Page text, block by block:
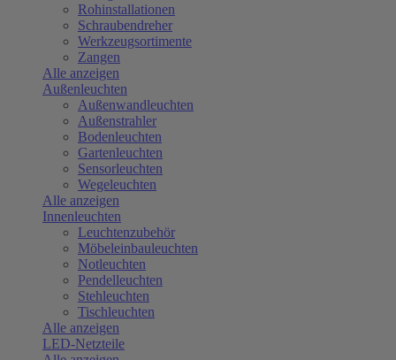
Rohinstallationen
Schraubendreher
Werkzeugsortimente
Zangen
Alle anzeigen
Außenleuchten
Außenwandleuchten
Außenstrahler
Bodenleuchten
Gartenleuchten
Sensorleuchten
Wegeleuchten
Alle anzeigen
Innenleuchten
Leuchtenzubehör
Möbeleinbauleuchten
Notleuchten
Pendelleuchten
Stehleuchten
Tischleuchten
Alle anzeigen
LED-Netzteile